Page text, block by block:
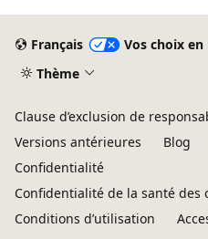
Français
Vos choix
Thème
Clause d’exclusion de
Versions antérieures
Blog
Confidentialité
Confidentialité de la santé des
Conditions d’utilisation